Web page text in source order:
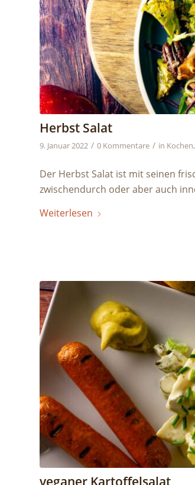
Herbst Salat
9. Januar 2022 / 0 Kommentare / in Kochen,
Der Herbst Salat ist mit seinen
zwischendurch oder aber auch
Weiterlesen
veganer Kartoffelsalat